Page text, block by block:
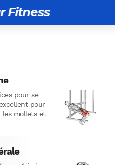
Fitness
pour se
pour
les mollets et